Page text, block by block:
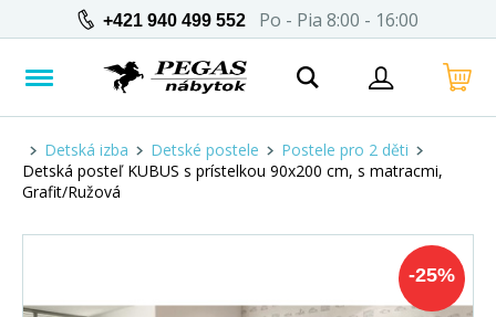
+421 940 499 552 Po - Pia 8:00 - 16:00
Detská izba Detské postele
Postele pro 2 děti
Detská posteľ KUBUS s prístelkou 90x200 cm, s matracmi,
Grafit/Ružová
-25%